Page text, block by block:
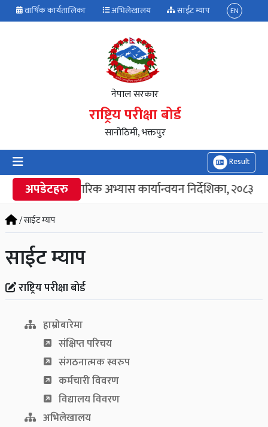
वार्षिक कार्यतालिका अभिलेखालय साईट म्याप EN
नेपाल सरकार
राष्ट्रिय परीक्षा बोर्ड
सानोठिमी, भक्तपुर
Result
अपडेटहरु
व्यावहारिक अभ्यास कार्यान्वयन निर्देशिका, २०८३
/ साईट म्याप
साईट म्याप
राष्ट्रिय परीक्षा बोर्ड
हाम्रोबारेमा
संक्षिप्त परिचय
संगठनात्मक स्वरुप
कर्मचारी विवरण
विद्यालय विवरण
अभिलेखालय